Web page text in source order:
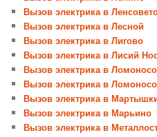
Вызов электрика в
Вызов электрика в Лесной
Вызов электрика в Лигово
Вызов электрика в Лисий
Вызов электрика в
Вызов электрика в
Вызов электрика в
Вызов электрика в Марьино
Вызов электрика в